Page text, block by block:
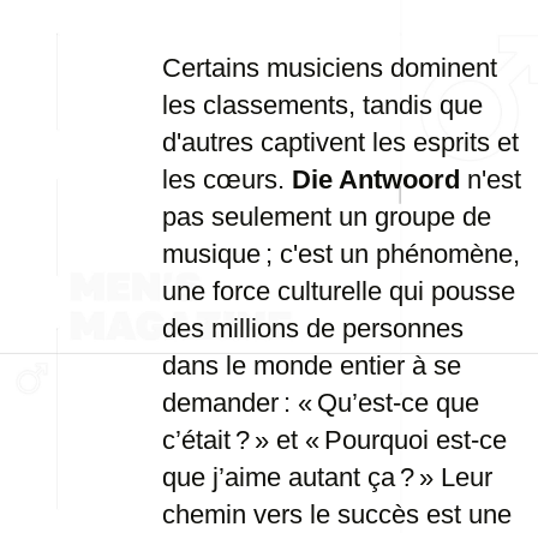
Certains musiciens dominent
les classements, tandis que
d'autres captivent les esprits et
les cœurs. Die Antwoord n'est
pas seulement un groupe de
musique ; c'est un phénomène,
une force culturelle qui pousse
des millions de personnes
dans le monde entier à se
demander : « Qu’est-ce que
c’était ? » et « Pourquoi est-ce
que j’aime autant ça ? » Leur
chemin vers le succès est une